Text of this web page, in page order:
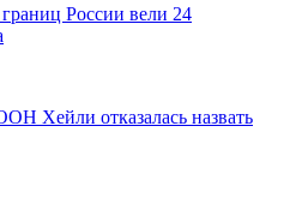
России вели 24
Хейли отказалась назвать